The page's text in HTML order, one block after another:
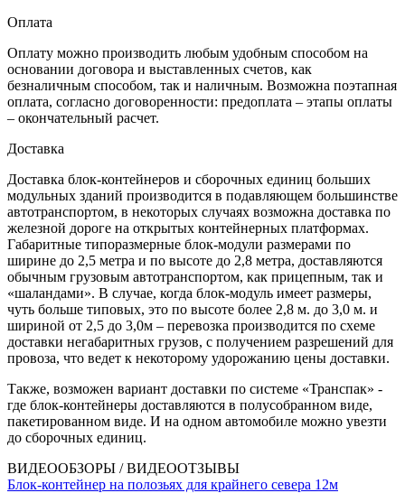
Оплата
Оплату можно производить любым удобным способом на
основании договора и выставленных счетов, как
безналичным способом, так и наличным. Возможна поэтапная
оплата, согласно договоренности: предоплата – этапы оплаты
– окончательный расчет.
Доставка
Доставка блок-контейнеров и сборочных единиц больших
модульных зданий производится в подавляющем большинстве
автотранспортом, в некоторых случаях возможна доставка по
железной дороге на открытых контейнерных платформах.
Габаритные типоразмерные блок-модули размерами по
ширине до 2,5 метра и по высоте до 2,8 метра, доставляются
обычным грузовым автотранспортом, как прицепным, так и
«шаландами». В случае, когда блок-модуль имеет размеры,
чуть больше типовых, это по высоте более 2,8 м. до 3,0 м. и
шириной от 2,5 до 3,0м – перевозка производится по схеме
доставки негабаритных грузов, с получением разрешений для
провоза, что ведет к некоторому удорожанию цены доставки.
Также, возможен вариант доставки по системе «Транспак» -
где блок-контейнеры доставляются в полусобранном виде,
пакетированном виде. И на одном автомобиле можно увезти
до сборочных единиц.
ВИДЕООБЗОРЫ / ВИДЕООТЗЫВЫ
Блок-контейнер на полозьях для крайнего севера 12м